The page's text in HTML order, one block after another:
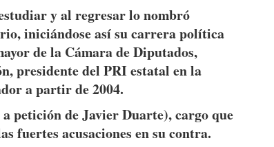
y al regresar lo nombró
iniciándose así su carrera política
de la Cámara de Diputados,
presidente del PRI estatal en la
a partir de 2004.
petición de Javier Duarte), cargo que
fuertes acusaciones en su contra.